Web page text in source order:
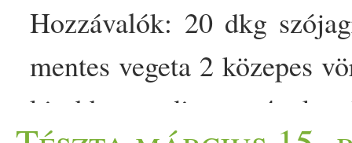
Hozzávalók: 20 dkg
mentes vegeta 2 közepes
kisebb paradicsom 4 ek.